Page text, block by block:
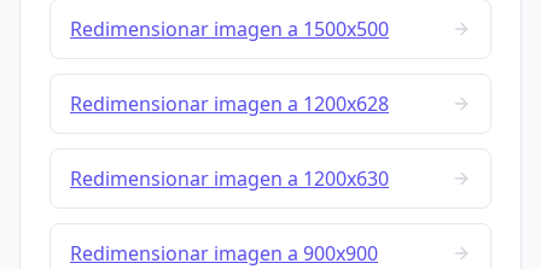
Redimensionar imagen a 1500x500
Redimensionar imagen a 1200x628
Redimensionar imagen a 1200x630
Redimensionar imagen a 900x900